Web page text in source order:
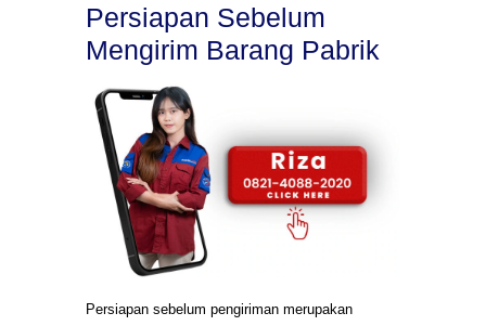
Persiapan Sebelum
Mengirim Barang Pabrik
Persiapan sebelum pengiriman merupakan